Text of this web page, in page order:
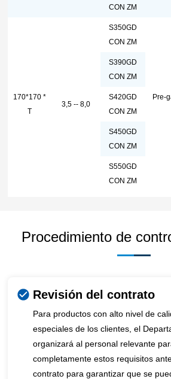
CON ZM
170*170 *
T
3,5 -- 8,0
S350GD
CON ZM
Pre-
S390GD
CON ZM
S420GD
CON ZM
S450GD
CON ZM
S550GD
CON ZM
Procedimiento de
Revisión del contrato
Para productos con alto nivel de
especiales de los clientes, el
organizará al personal relevante
completamente estos requisitos
contrato para garantizar que se